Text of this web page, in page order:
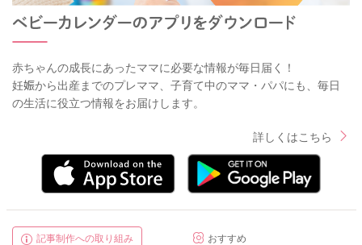
赤ちゃんの成長にあったママに必要な情報が毎日届く！
妊娠から出産までのプレママ、子育て中のママ・パパにも、毎日
の生活に役立つ情報をお届けします。
詳しくはこちら
記事制作への取り組み
おすすめ